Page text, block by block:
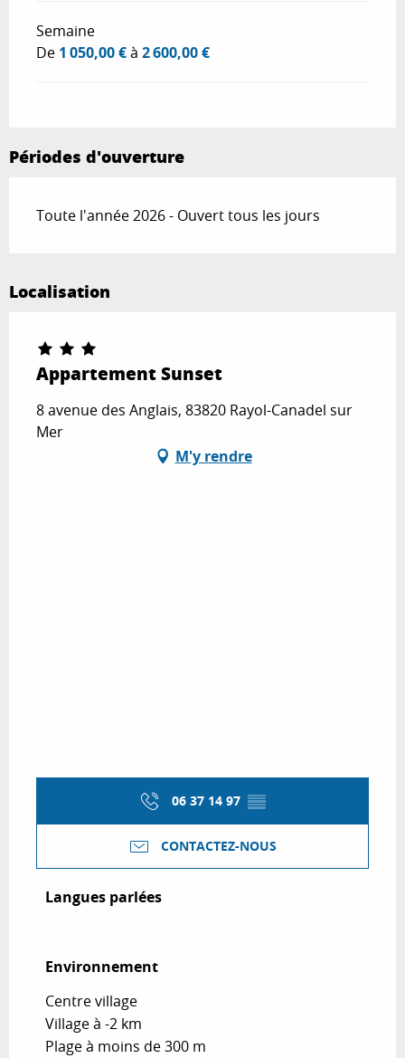
Semaine
De 1 050,00 €à 2 600,00 €
Périodes d'ouverture
Toute l'année 2026 - Ouvert tous les jours
Localisation
Appartement Sunset
8 avenue des Anglais, 83820 Rayol-Canadel sur
Mer
M'y rendre
06 37 14 97 ▒▒
CONTACTEZ-NOUS
Langues parlées
Langues parlées
Environnement
Environnement
Centre village
Village à -2 km
Plage à moins de 300 m